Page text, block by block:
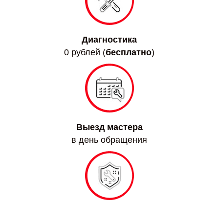
Диагностика
0 рублей (бесплатно)
Выезд мастера
в день обращения